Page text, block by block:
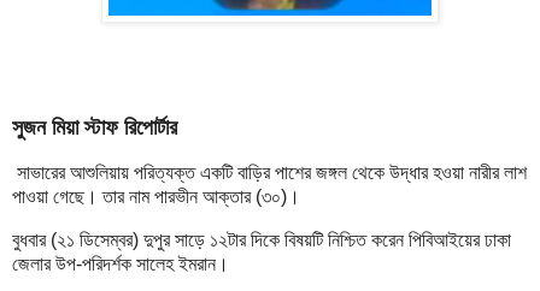
সুজন মিয়া স্টাফ রিপোর্টার
সাভারের আশুলিয়ায় পরিত্যক্ত একটি বাড়ির পাশের জঙ্গল থেকে উদ্ধার হওয়া নারীর লাশ
পাওয়া গেছে। তার নাম পারভীন আক্তার (৩০)।
বুধবার (২১ ডিসেম্বর) দুপুর সাড়ে ১২টার দিকে বিষয়টি নিশ্চিত করেন পিবিআইয়ের ঢাকা
জেলার উপ-পরিদর্শক সালেহ ইমরান।